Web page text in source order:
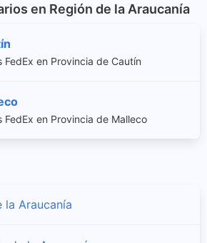
en Región de la Araucanía
FedEx en Provincia de Cautín
FedEx en Provincia de Malleco
la Araucanía